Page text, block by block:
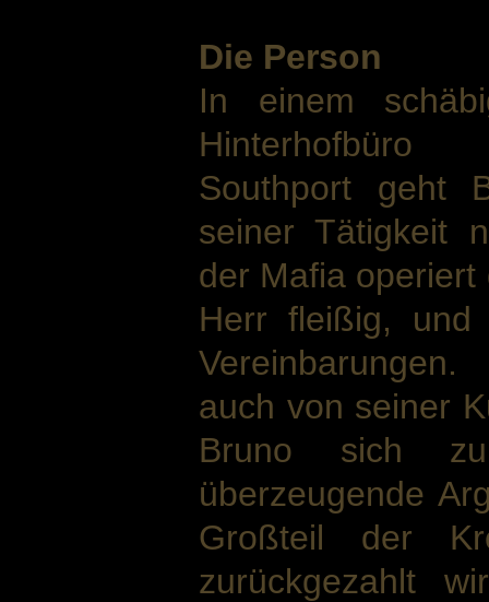
Die Person
In einem
Southport geht
seiner Tätigkeit
der Mafia
Herr fleißig,
auch von seiner
Bruno sich
überzeugende
Großteil der
zurückgezahlt